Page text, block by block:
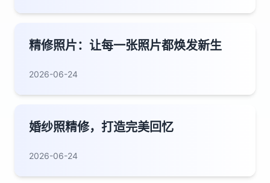
精修照片：让每一张照片都焕发新生
2026-06-24
婚纱照精修，打造完美回忆
2026-06-24